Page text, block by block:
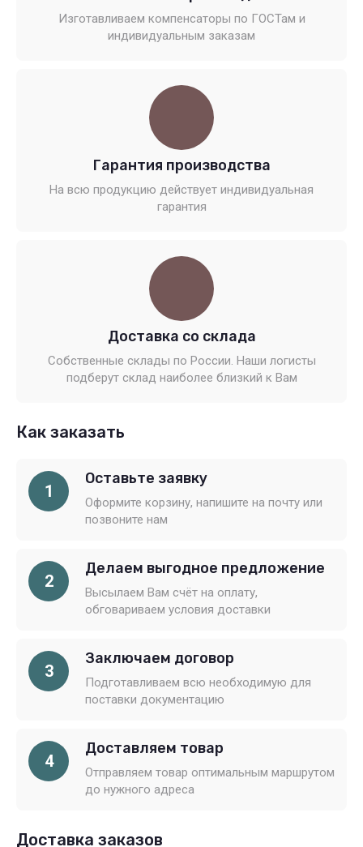
Изготавливаем компенсаторы по ГОСТам и
индивидуальным заказам
Гарантия производства
На всю продукцию действует индивидуальная
гарантия
Доставка со склада
Собственные склады по России. Наши логисты
подберут склад наиболее близкий к Вам
Как заказать
1
Оставьте заявку
Оформите корзину, напишите на почту или
позвоните нам
2
Делаем выгодное предложение
Высылаем Вам счёт на оплату,
обговариваем условия доставки
3
Заключаем договор
Подготавливаем всю необходимую для
поставки документацию
4
Доставляем товар
Отправляем товар оптимальным маршрутом
до нужного адреса
Доставка заказов